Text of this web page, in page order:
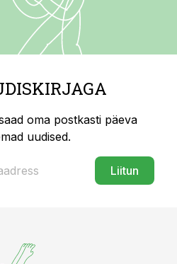
oma postkasti päeva
uudised.
Liitun